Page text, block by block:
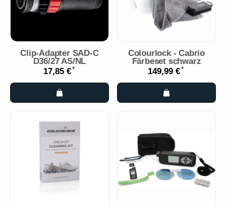
Clip-Adapter SAD-C
D36/27 AS/NL
17,85 €*
Colourlock - Cabrio
Färbeset schwarz
149,99 €*